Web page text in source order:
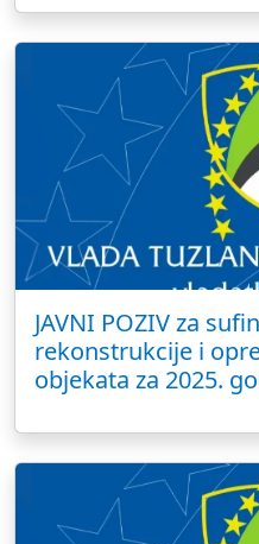
JAVNI POZIV za
rekonstrukcije i
objekata za 2025.